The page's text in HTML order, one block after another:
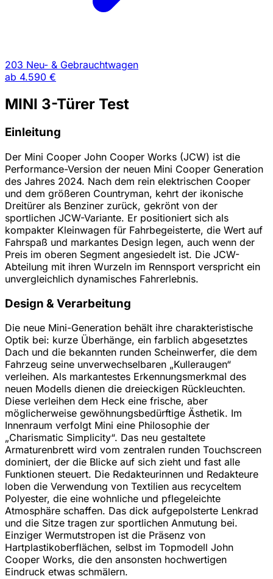
203 Neu- & Gebrauchtwagen
ab 4.590 €
MINI 3-Türer Test
Einleitung
Der Mini Cooper John Cooper Works (JCW) ist die
Performance-Version der neuen Mini Cooper Generation
des Jahres 2024. Nach dem rein elektrischen Cooper
und dem größeren Countryman, kehrt der ikonische
Dreitürer als Benziner zurück, gekrönt von der
sportlichen JCW-Variante. Er positioniert sich als
kompakter Kleinwagen für Fahrbegeisterte, die Wert auf
Fahrspaß und markantes Design legen, auch wenn der
Preis im oberen Segment angesiedelt ist. Die JCW-
Abteilung mit ihren Wurzeln im Rennsport verspricht ein
unvergleichlich dynamisches Fahrerlebnis.
Design & Verarbeitung
Die neue Mini-Generation behält ihre charakteristische
Optik bei: kurze Überhänge, ein farblich abgesetztes
Dach und die bekannten runden Scheinwerfer, die dem
Fahrzeug seine unverwechselbaren „Kulleraugen“
verleihen. Als markantestes Erkennungsmerkmal des
neuen Modells dienen die dreieckigen Rückleuchten.
Diese verleihen dem Heck eine frische, aber
möglicherweise gewöhnungsbedürftige Ästhetik. Im
Innenraum verfolgt Mini eine Philosophie der
„Charismatic Simplicity“. Das neu gestaltete
Armaturenbrett wird vom zentralen runden Touchscreen
dominiert, der die Blicke auf sich zieht und fast alle
Funktionen steuert. Die Redakteurinnen und Redakteure
loben die Verwendung von Textilien aus recyceltem
Polyester, die eine wohnliche und pflegeleichte
Atmosphäre schaffen. Das dick aufgepolsterte Lenkrad
und die Sitze tragen zur sportlichen Anmutung bei.
Einziger Wermutstropen ist die Präsenz von
Hartplastikoberflächen, selbst im Topmodell John
Cooper Works, die den ansonsten hochwertigen
Eindruck etwas schmälern.